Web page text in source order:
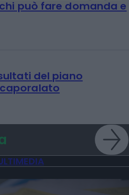
può fare domanda e
del piano